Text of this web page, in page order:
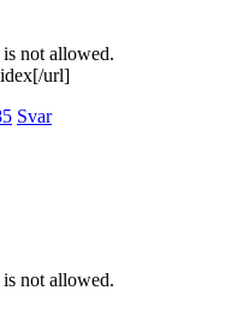
not allowed.
url]
Svar
not allowed.